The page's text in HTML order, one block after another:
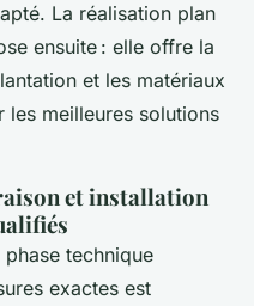
La réalisation plan
ensuite : elle offre la
et les matériaux
les meilleures solutions
et installation
technique
exactes est